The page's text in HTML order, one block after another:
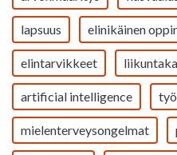
lapsuus elinikäinen
elintarvikkeet
artificial intelligence
mielenterveysongelmat